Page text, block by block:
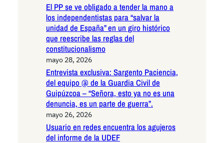
El PP se ve obligado a tender la mano a
los independentistas para “salvar la
unidad de España” en un giro histórico
que reescribe las reglas del
constitucionalismo
mayo 28, 2026
Entrevista exclusiva: Sargento Paciencia,
del equipo @ de la Guardia Civil de
Guipúzcoa – “Señora, esto ya no es una
denuncia, es un parte de guerra”.
mayo 26, 2026
Usuario en redes encuentra los agujeros
del informe de la UDEF